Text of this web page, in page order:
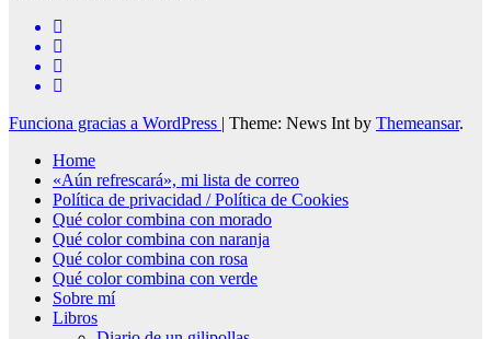
Funciona gracias a WordPress | Theme: News Int by Themeansar.
Home
«Aún refrescará», mi lista de correo
Política de privacidad / Política de Cookies
Qué color combina con morado
Qué color combina con naranja
Qué color combina con rosa
Qué color combina con verde
Sobre mí
Libros